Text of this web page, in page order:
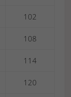
102
108
114
120